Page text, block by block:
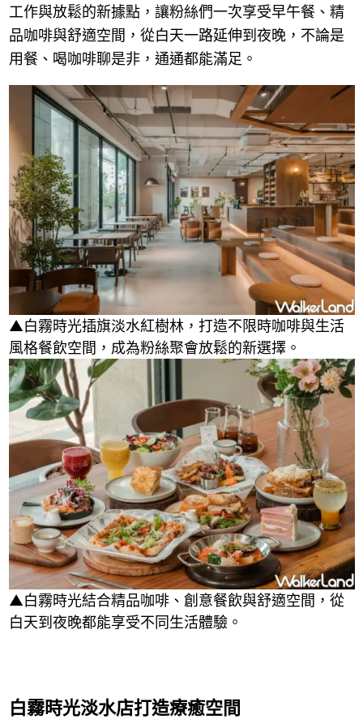
工作與放鬆的新據點，讓粉絲們一次享受早午餐、精
品咖啡與舒適空間，從白天一路延伸到夜晚，不論是
用餐、喝咖啡聊是非，通通都能滿足。
▲白霧時光插旗淡水紅樹林，打造不限時咖啡與生活
風格餐飲空間，成為粉絲聚會放鬆的新選擇。
▲白霧時光結合精品咖啡、創意餐飲與舒適空間，從
白天到夜晚都能享受不同生活體驗。
白霧時光淡水店打造療癒空間